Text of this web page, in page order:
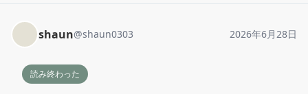
shaun@shaun0303 2026年6月28日
読み終わった